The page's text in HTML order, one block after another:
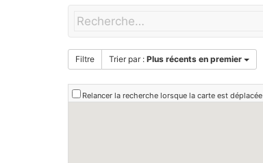
Filtre Trier par : Plus récents en premier
Relancer la recherche lorsque la carte est déplacée